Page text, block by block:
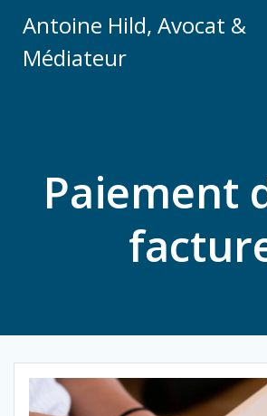
contenu
Antoine Hild, Avocat &
Médiateur
Paiement